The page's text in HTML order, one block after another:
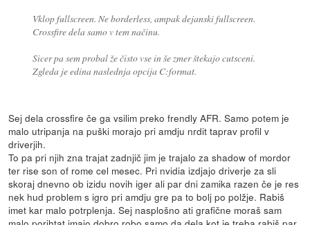
Vklop fullscreen. Ne borderless, ampak dejanski fullscreen.
Crossfire dela samo v tem načinu.
Sicer pa sem probal že čisto vse in še zmer štekajo cutsceni.
Zgleda je edina naslednja opcija C:format.
Sej dela crossfire če ga vsilim preko frendly AFR. Samo potem je
malo utripanja na puški morajo pri amdju nrdit taprav profil v
driverjih.
To pa pri njih zna trajat zadnjič jim je trajalo za shadow of mordor
ter rise son of rome cel mesec. Pri nvidia izdjajo driverje za sli
skoraj dnevno ob izidu novih iger ali par dni zamika razen če je res
nek hud problem s igro pri amdju gre pa to bolj po polžje. Rabiš
imet kar malo potrplenja. Sej nasplošno ati grafične moraš sam